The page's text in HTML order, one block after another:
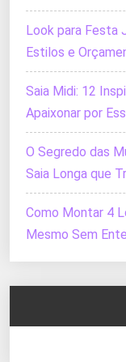
Look para Festa
Estilos e
Saia Midi: 12
Apaixonar por
O Segredo das
Saia Longa que
Como Montar 4
Mesmo Sem